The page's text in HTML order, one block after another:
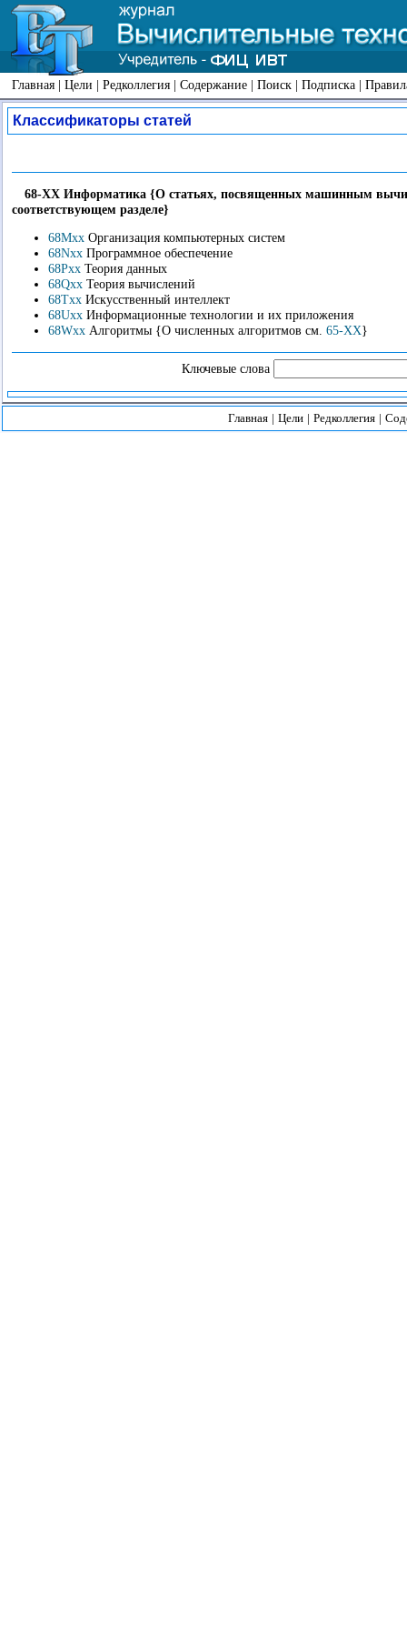
Главная | Цели | Редколлегия | Содержание | Поиск | Подписка |
Классификаторы статей
68-XX Информатика {О статьях, посвященных машинным
соответствующем разделе}
68Mxx Организация компьютерных систем
68Nxx Программное обеспечение
68Pxx Теория данных
68Qxx Теория вычислений
68Txx Искусственный интеллект
68Uxx Информационные технологии и их приложения
68Wxx Алгоритмы {О численных алгоритмов см. 65-XX}
Ключевые слова
Главная | Цели | Редколлегия |